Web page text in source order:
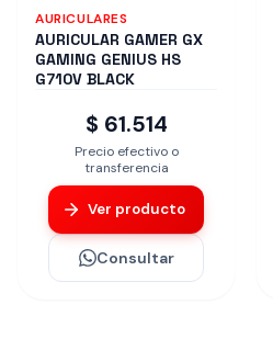
AURICULARES
AURICULAR GAMER GX
GAMING GENIUS HS
G710V BLACK
$ 61.514
Precio efectivo o
transferencia
Ver producto
Consultar